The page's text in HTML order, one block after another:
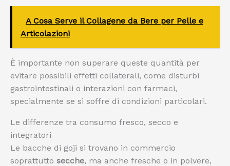
A Cosa Serve il Collagene da Bere per Pelle e
Articolazioni
È importante non superare queste quantità per
evitare possibili effetti collaterali, come disturbi
gastrointestinali o interazioni con farmaci,
specialmente se si soffre di condizioni particolari.
Le differenze tra consumo fresco, secco e
integratori
Le bacche di goji si trovano in commercio
soprattutto secche, ma anche fresche o in polvere,